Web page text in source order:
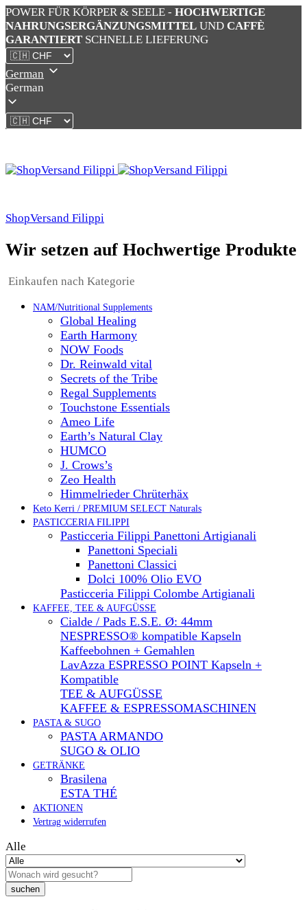
POWER FÜR KÖRPER & SEELE - HOCHWERTIGE
NAHRUNGSERGÄNZUNGSMITTEL UND CAFFÈ
GARANTIERT SCHNELLE LIEFERUNG
German
German
ShopVersand Filippi
Wir setzen auf Hochwertige Produkte
Einkaufen nach Kategorie
NAM/Nutritional Supplements
Global Healing
Earth Harmony
NOW Foods
Dr. Reinwald vital
Secrets of the Tribe
Regal Supplements
Touchstone Essentials
Ameo Life
Earth’s Natural Clay
HUMCO
J. Crows’s
Zeo Health
Himmelrieder Chrüterhäx
Keto Kerri / PREMIUM SELECT Naturals
PASTICCERIA FILIPPI
Pasticceria Filippi Panettoni Artigianali
Panettoni Speciali
Panettoni Classici
Dolci 100% Olio EVO
Pasticceria Filippi Colombe Artigianali
KAFFEE, TEE & AUFGÜSSE
Cialde / Pads E.S.E. Ø: 44mm
NESPRESSO® kompatible Kapseln
Kaffeebohnen + Gemahlen
LavAzza ESPRESSO POINT Kapseln +
Kompatible
TEE & AUFGÜSSE
KAFFEE & ESPRESSOMASCHINEN
PASTA & SUGO
PASTA ARMANDO
SUGO & OLIO
GETRÄNKE
Brasilena
ESTA THÉ
AKTIONEN
Vertrag widerrufen
Alle
suchen